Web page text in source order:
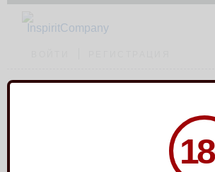
18
Изящный ошейник с
ИЗЯЩНЫЙ ОШЕЙНИК С